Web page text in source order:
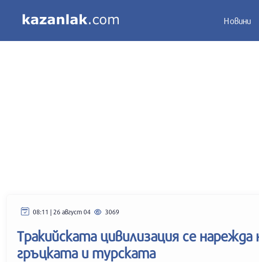
Новини
08:11 | 26 август 04 3069
Тракийската цивилизация се
гръцката и турската